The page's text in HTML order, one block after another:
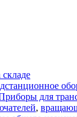
для
,